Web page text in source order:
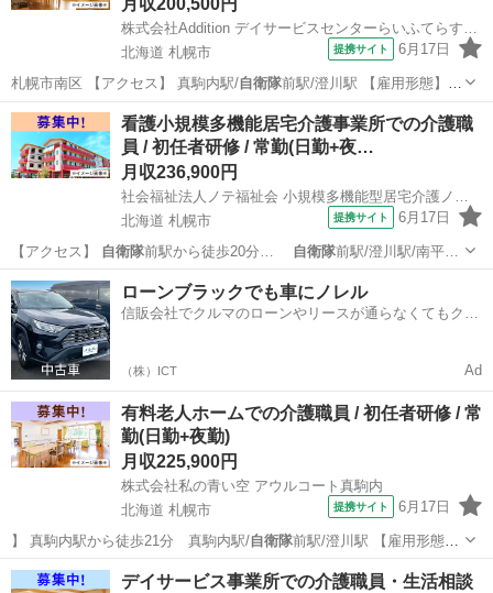
月収200,500円
株式会社Addition デイサービスセンターらいふてらす川沿
北海道 札幌市
提携サイト 6月17日
札幌市南区 【アクセス】 真駒内駅/自衛隊前駅/澄川駅 【雇用形態】常
勤(日勤…
北海道 札幌市 介護士
看護小規模多機能居宅介護事業所での介護職
員 / 初任者研修 / 常勤(日勤+夜…
月収236,900円
社会福祉法人ノテ福祉会 小規模多機能型居宅介護ノテ西岡
北海道 札幌市
提携サイト 6月17日
【アクセス】 自衛隊前駅から徒歩20分… 自衛隊前駅/澄川駅/南平…
北海道 札幌市 介護福祉士
ローンブラックでも車にノレル
信販会社でクルマのローンやリースが通らなくてもクル
（株）ICT Ad
有料老人ホームでの介護職員 / 初任者研修 / 常
勤(日勤+夜勤)
月収225,900円
株式会社私の青い空 アウルコート真駒内
北海道 札幌市
提携サイト 6月17日
】 真駒内駅から徒歩21分 真駒内駅/自衛隊前駅/澄川駅 【雇用形態】
常勤(日勤…
北海道 札幌市 介護福祉士
デイサービス事業所での介護職員・生活相談